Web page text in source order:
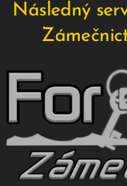
Následný